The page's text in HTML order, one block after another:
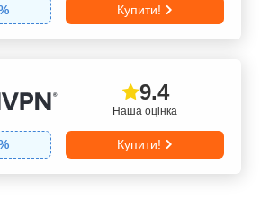
Купити!
Наша оцінка
9.4
Купити!